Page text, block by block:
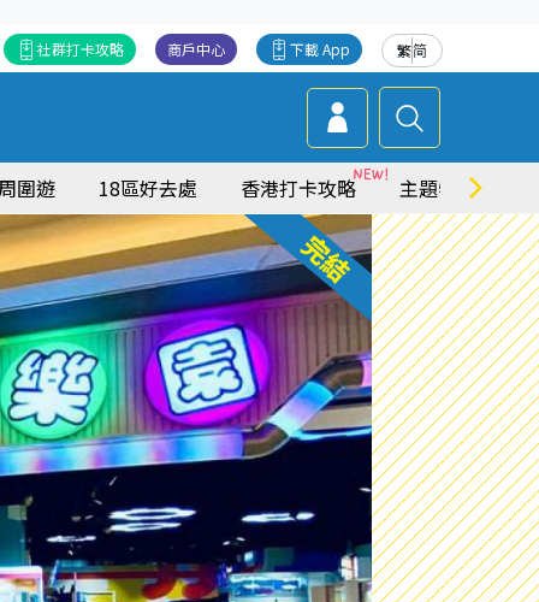
繁简
下載 App
商戶中心
社群打卡攻略
圍遊 18區好去處 香港打卡攻略 主題特集